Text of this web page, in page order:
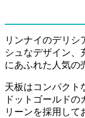
リンナイのデリシ
シュなデザイン、
にあふれた人気の
天板はコンパクト
ドットゴールド
リーンを採用して